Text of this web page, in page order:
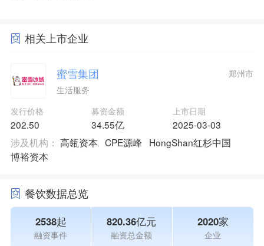
相关上市企业
蜜雪集团
生活服务
郑州市
发行价格
202.50
募资金额
34.55亿
上市日期
2025-03-03
涉及机构： 高瓴资本 CPE源峰
HongShan红杉中国
博裕资本
餐饮数据总览
2538起
融资事件
820.36亿元
融资总金额
2020家
企业